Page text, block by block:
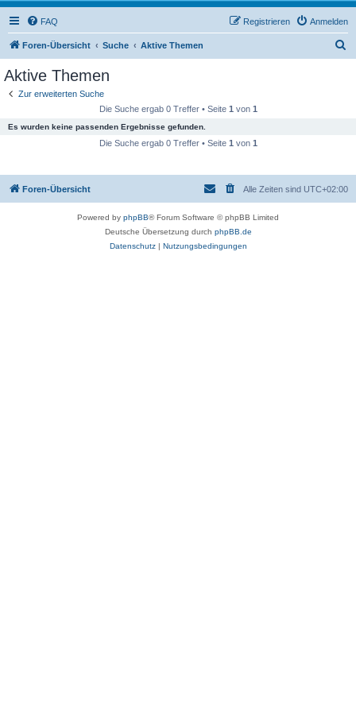
FAQ Anmelden
Registrieren
Foren-Übersicht Suche Aktive Themen
Aktive Themen
Zur erweiterten Suche
Die Suche ergab 0 Treffer • Seite 1 von 1
Es wurden keine passenden Ergebnisse gefunden.
Die Suche ergab 0 Treffer • Seite 1 von 1
Foren-Übersicht Alle Zeiten sind UTC+02:00
Powered by phpBB® Forum Software © phpBB Limited
Deutsche Übersetzung durch phpBB.de
Datenschutz| Nutzungsbedingungen